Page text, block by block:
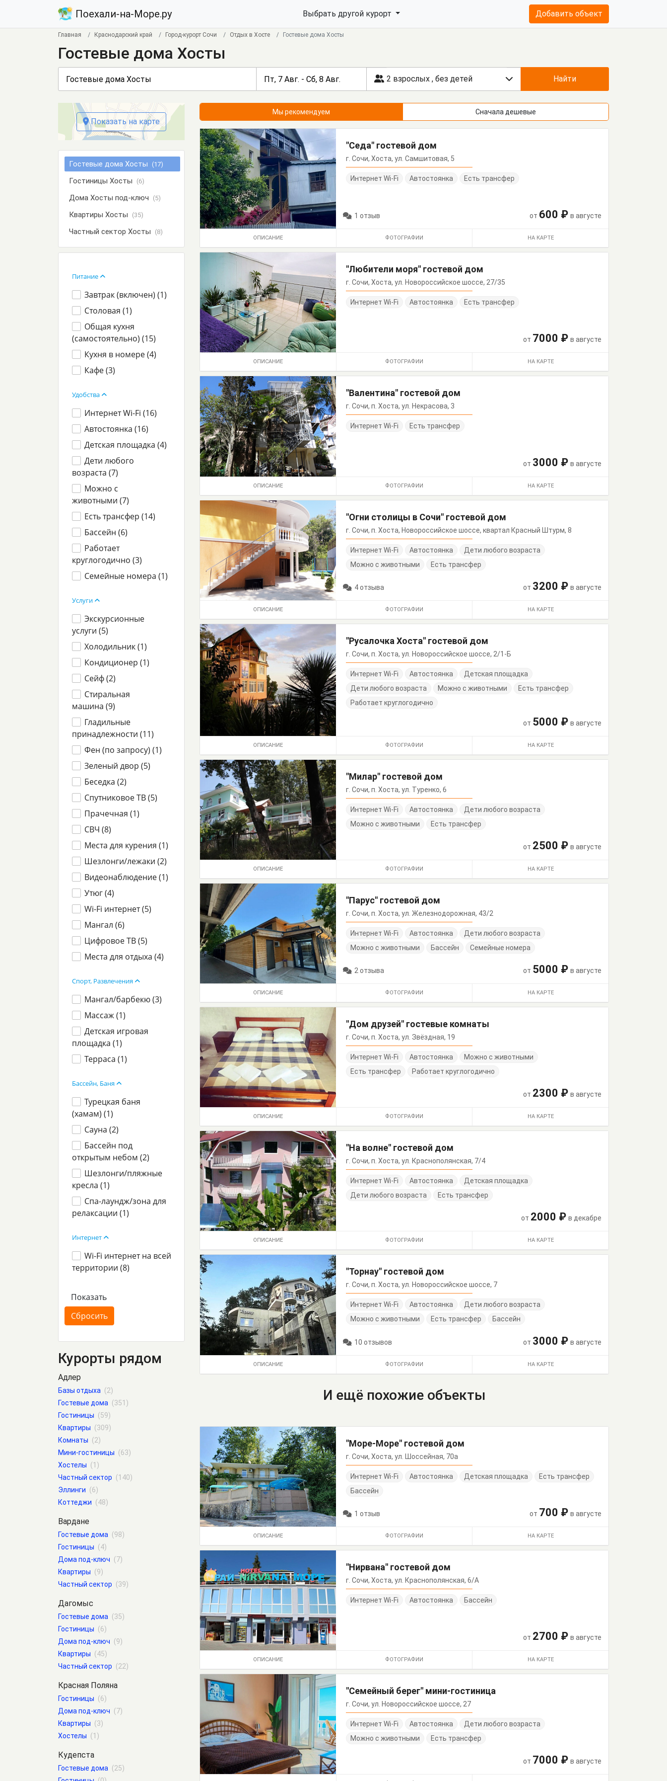
Поехали-на-Море.ру Выбрать другой курорт Добавить объект
Главная Краснодарский край Город-курорт Сочи Отдых в Хосте Гостевые дома Хосты
Гостевые дома Хосты
2 взрослых , без детей Найти
Мы рекомендуем Сначала дешевые
"Седа" гостевой дом
г. Сочи, Хоста, ул. Самшитовая, 5
Интернет Wi-Fi Автостоянка Есть трансфер
1 отзыв от 600 ₽ в августе
ОПИСАНИЕ ФОТОГРАФИИ НА КАРТЕ
"Любители моря" гостевой дом
г. Сочи, Хоста, ул. Новороссийское шоссе, 27/35
Интернет Wi-Fi Автостоянка Есть трансфер
от 7000 ₽ в августе
ОПИСАНИЕ ФОТОГРАФИИ НА КАРТЕ
"Валентина" гостевой дом
г. Сочи, п. Хоста, ул. Некрасова, 3
Интернет Wi-Fi Есть трансфер
от 3000 ₽ в августе
ОПИСАНИЕ ФОТОГРАФИИ НА КАРТЕ
"Огни столицы в Сочи" гостевой дом
г. Сочи, п. Хоста, Новороссийское шоссе, квартал Красный Штурм, 8
Интернет Wi-Fi Автостоянка
Дети любого возраста
Можно с животными
Есть трансфер
4 отзыва от 3200 ₽ в августе
ОПИСАНИЕ ФОТОГРАФИИ НА КАРТЕ
"Русалочка Хоста" гостевой дом
г. Сочи, п. Хоста, ул. Новороссийское шоссе, 2/1-Б
Интернет Wi-Fi Автостоянка
Детская площадка
Дети любого возраста
Можно с животными
Есть трансфер
Работает круглогодично
от 5000 ₽ в августе
ОПИСАНИЕ ФОТОГРАФИИ НА КАРТЕ
"Милар" гостевой дом
г. Сочи, п. Хоста, ул. Туренко, 6
Интернет Wi-Fi Автостоянка
Дети любого возраста
Можно с животными
Есть трансфер
от 2500 ₽ в августе
ОПИСАНИЕ ФОТОГРАФИИ НА КАРТЕ
"Парус" гостевой дом
г. Сочи, п. Хоста, ул. Железнодорожная, 43/2
Интернет Wi-Fi Автостоянка
Дети любого возраста
Можно с животными
Бассейн Семейные номера
2 отзыва от 5000 ₽ в августе
ОПИСАНИЕ ФОТОГРАФИИ НА КАРТЕ
"Дом друзей" гостевые комнаты
г. Сочи, п. Хоста, ул. Звёздная, 19
Интернет Wi-Fi Автостоянка
Можно с животными
Есть трансфер
Работает круглогодично
от 2300 ₽ в августе
ОПИСАНИЕ ФОТОГРАФИИ НА КАРТЕ
"На волне" гостевой дом
г. Сочи, п. Хоста, ул. Краснополянская, 7/4
Интернет Wi-Fi Автостоянка
Детская площадка
Дети любого возраста
Есть трансфер
от 2000 ₽ в декабре
ОПИСАНИЕ ФОТОГРАФИИ НА КАРТЕ
"Торнау" гостевой дом
г. Сочи, п. Хоста, ул. Новороссийское шоссе, 7
Интернет Wi-Fi Автостоянка
Дети любого возраста
Можно с животными
Есть трансфер Бассейн
10 отзывов от 3000 ₽ в августе
ОПИСАНИЕ ФОТОГРАФИИ НА КАРТЕ
И ещё похожие объекты
"Море-Море" гостевой дом
г. Сочи, Хоста, ул. Шоссейная, 70а
Интернет Wi-Fi Автостоянка Детская площадка
Есть трансфер
Бассейн
1 отзыв от 700 ₽ в августе
ОПИСАНИЕ ФОТОГРАФИИ НА КАРТЕ
"Нирвана" гостевой дом
г. Сочи, Хоста, ул. Краснополянская, 6/А
Интернет Wi-Fi Автостоянка Бассейн
от 2700 ₽ в августе
ОПИСАНИЕ ФОТОГРАФИИ НА КАРТЕ
"Семейный берег" мини-гостиница
г. Сочи, ул. Новороссийское шоссе, 27
Интернет Wi-Fi Автостоянка
Дети любого возраста
Можно с животными
Есть трансфер
от 7000 ₽ в августе
Показать на карте
Гостевые дома Хосты (17)
Гостиницы Хосты (6)
Дома Хосты под-ключ (5)
Квартиры Хосты (35)
Частный сектор Хосты (8)
Питание
Завтрак (включен) (1)
Столовая (1)
Общая кухня
(самостоятельно) (15)
Кухня в номере (4)
Кафе (3)
Удобства
Интернет Wi-Fi (16)
Автостоянка (16)
Детская площадка (4)
Дети любого
возраста (7)
Можно с
животными (7)
Есть трансфер (14)
Бассейн (6)
Работает
круглогодично (3)
Семейные номера (1)
Услуги
Экскурсионные
услуги (5)
Холодильник (1)
Кондиционер (1)
Сейф (2)
Стиральная
машина (9)
Гладильные
принадлежности (11)
Фен (по запросу) (1)
Зеленый двор (5)
Беседка (2)
Спутниковое ТВ (5)
Прачечная (1)
СВЧ (8)
Места для курения (1)
Шезлонги/лежаки (2)
Видеонаблюдение (1)
Утюг (4)
Wi-Fi интернет (5)
Мангал (6)
Цифровое ТВ (5)
Места для отдыха (4)
Спорт, Развлечения
Мангал/барбекю (3)
Массаж (1)
Детская игровая
площадка (1)
Терраса (1)
Бассейн, Баня
Турецкая баня
(хамам) (1)
Сауна (2)
Бассейн под
открытым небом (2)
Шезлонги/пляжные
кресла (1)
Спа-лаундж/зона для
релаксации (1)
Интернет
Wi-Fi интернет на всей
территории (8)
Курорты рядом
Адлер
Базы отдыха (2)
Гостевые дома (351)
Гостиницы (59)
Квартиры (309)
Комнаты (2)
Мини-гостиницы (63)
Хостелы (1)
Частный сектор (140)
Эллинги (6)
Коттеджи (48)
Вардане
Гостевые дома (98)
Гостиницы (4)
Дома под-ключ (7)
Квартиры (9)
Частный сектор (39)
Дагомыс
Гостевые дома (35)
Гостиницы (6)
Дома под-ключ (9)
Квартиры (45)
Частный сектор (22)
Красная Поляна
Гостиницы (6)
Дома под-ключ (7)
Квартиры (3)
Хостелы (1)
Кудепста
Гостевые дома (25)